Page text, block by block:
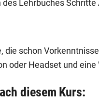
Lehrbuches
die schon
oder Headset und
diesem Kurs: